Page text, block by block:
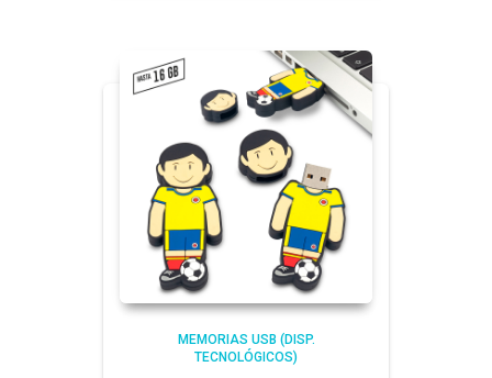
MEMORIAS USB (DISP.
TECNOLÓGICOS)